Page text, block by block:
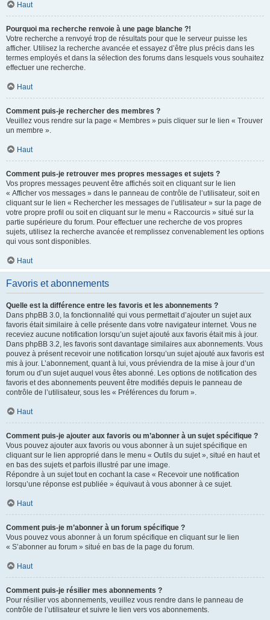
Haut
Pourquoi ma recherche renvoie à une page blanche ?!
Votre recherche a renvoyé trop de résultats pour que le serveur puisse les
afficher. Utilisez la recherche avancée et essayez d’être plus précis dans les
termes employés et dans la sélection des forums dans lesquels vous souhaitez
effectuer une recherche.
Haut
Comment puis-je rechercher des membres ?
Veuillez vous rendre sur la page « Membres » puis cliquer sur le lien « Trouver
un membre ».
Haut
Comment puis-je retrouver mes propres messages et sujets ?
Vos propres messages peuvent être affichés soit en cliquant sur le lien
« Afficher vos messages » dans le panneau de contrôle de l’utilisateur, soit en
cliquant sur le lien « Rechercher les messages de l’utilisateur » sur la page de
votre propre profil ou soit en cliquant sur le menu « Raccourcis » situé sur la
partie supérieure du forum. Pour effectuer une recherche de vos propres
sujets, utilisez la recherche avancée et remplissez convenablement les options
qui vous sont disponibles.
Haut
Favoris et abonnements
Quelle est la différence entre les favoris et les abonnements ?
Dans phpBB 3.0, la fonctionnalité qui vous permettait d’ajouter un sujet aux
favoris était similaire à celle présente dans votre navigateur internet. Vous ne
receviez aucune notification lorsqu’un sujet ajouté aux favoris était mis à jour.
Dans phpBB 3.2, les favoris sont davantage similaires aux abonnements. Vous
pouvez à présent recevoir une notification lorsqu’un sujet ajouté aux favoris est
mis à jour. L’abonnement, quant à lui, vous préviendra de la mise à jour d’un
forum ou d’un sujet auquel vous êtes abonné. Les options de notification des
favoris et des abonnements peuvent être modifiés depuis le panneau de
contrôle de l’utilisateur, sous les « Préférences du forum ».
Haut
Comment puis-je ajouter aux favoris ou m’abonner à un sujet spécifique ?
Vous pouvez ajouter aux favoris ou vous abonner à un sujet spécifique en
cliquant sur le lien approprié dans le menu « Outils du sujet », situé en haut et
en bas des sujets et parfois illustré par une image.
Répondre à un sujet tout en cochant la case « Recevoir une notification
lorsqu’une réponse est publiée » équivaut à vous abonner à ce sujet.
Haut
Comment puis-je m’abonner à un forum spécifique ?
Vous pouvez vous abonner à un forum spécifique en cliquant sur le lien
« S’abonner au forum » situé en bas de la page du forum.
Haut
Comment puis-je résilier mes abonnements ?
Pour résilier vos abonnements, veuillez vous rendre dans le panneau de
contrôle de l’utilisateur et suivre le lien vers vos abonnements.